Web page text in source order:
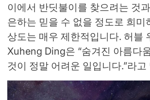
이에서 반딧불이를 찾으려는 것
은하는 믿을 수 없을 정도로 희미
상도는 매우 제한적입니다. 허블
Xuheng Ding은 “숨겨진 아름다
것이 정말 어려운 일입니다.”라고